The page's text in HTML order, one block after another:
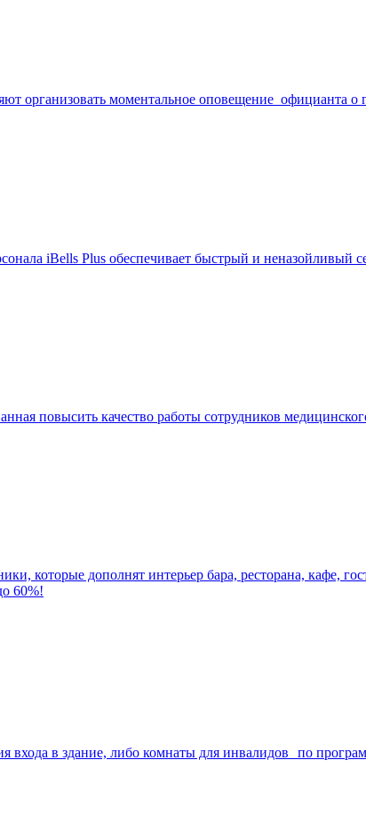
организовать моментальное оповещение официанта о
iBells Plus обеспечивает быстрый и неназойливый
повысить качество работы сотрудников
которые дополнят интерьер бара, ресторана, кафе,
60%!
входа в здание, либо комнаты для инвалидов по